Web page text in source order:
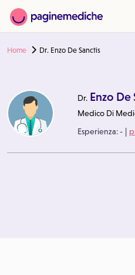
Home Dr. Enzo De Sanctis
Dr. Enzo De
Medico Di
Esperienza:- |